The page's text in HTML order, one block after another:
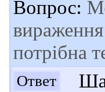
Вопрос:
вираження
потрібна
Ответ